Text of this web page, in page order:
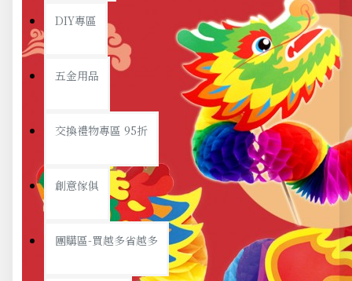
DIY專區
五金用品
交換禮物專區 95折
創意傢俱
團購區-買越多省越多